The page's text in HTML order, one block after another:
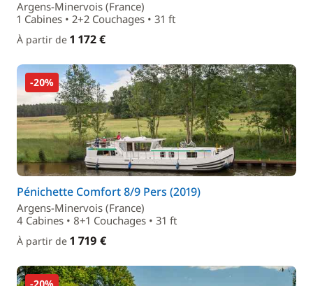
Argens-Minervois (France)
1 Cabines • 2+2 Couchages • 31 ft
À partir de 1 172 €
-20%
Pénichette Comfort 8/9 Pers (2019)
Argens-Minervois (France)
4 Cabines • 8+1 Couchages • 31 ft
À partir de 1 719 €